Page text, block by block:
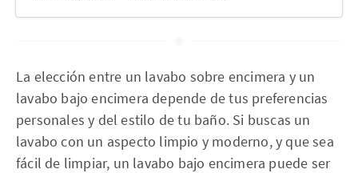
La elección entre un lavabo sobre encimera y un
lavabo bajo encimera depende de tus preferencias
personales y del estilo de tu baño. Si buscas un
lavabo con un aspecto limpio y moderno, y que sea
fácil de limpiar, un lavabo bajo encimera puede ser